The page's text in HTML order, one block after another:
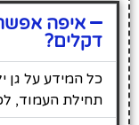
איפה אפשר
דקלים?
כל המידע על גן
תחילת העמוד,